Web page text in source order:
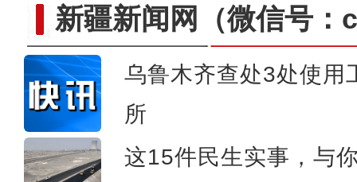
新疆新闻网 （微信号
乌鲁木齐查处3处使用
所
这15件民生实事，与
《天山之子张仲瀚》演员逯